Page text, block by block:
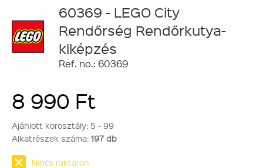
60369 - LEGO City
Rendőrség Rendőrkutya-
kiképzés
Ref. no.: 60369
8 990 Ft
Ajánlott korosztály: 5 - 99
Alkatrészek száma: 197 db
Nincs raktáron